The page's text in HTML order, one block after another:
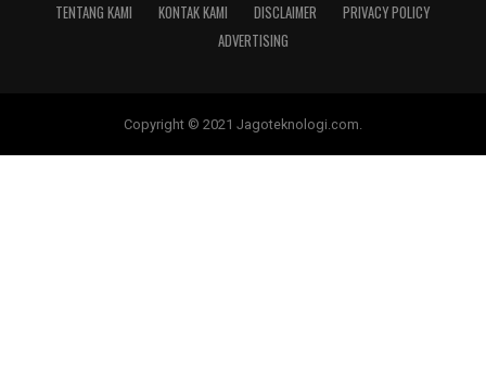
TENTANG KAMI KONTAK KAMI DISCLAIMER
PRIVACY POLICY
ADVERTISING
Copyright © 2021 Jagoteknologi.com.